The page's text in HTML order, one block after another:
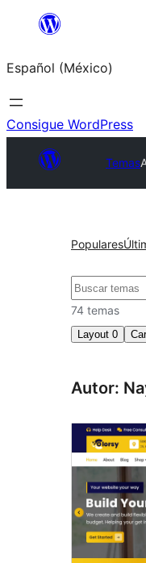
Saltar
contenido
Español (México)
Consigue WordPress
Temas
Populares
Buscar
74 temas
Layout 0
Autor: